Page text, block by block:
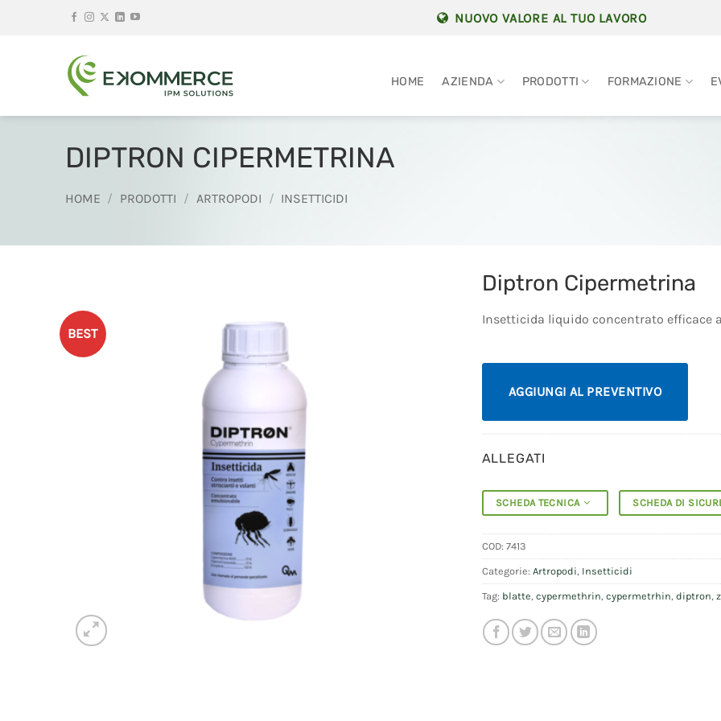
NUOVO VALORE AL TUO LAVORO
HOME AZIENDA PRODOTTI FORMAZIONE
DIPTRON CIPERMETRINA
HOME / PRODOTTI / ARTROPODI / INSETTICIDI
BEST
Diptron Cipermetrina
Insetticida liquido concentrato efficace
AGGIUNGI AL PREVENTIVO
ALLEGATI
SCHEDA TECNICA SCHEDA DI
COD: 7413
Categorie: Artropodi, Insetticidi
Tag: blatte, cypermethrin, cypermetrhin, diptron,